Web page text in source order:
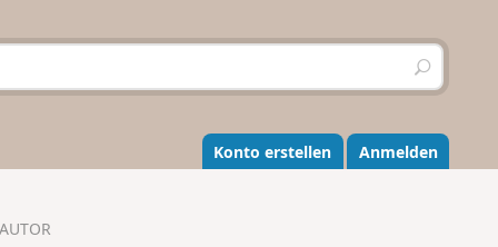
S
u
h
e
n
Konto erstellen Anmelden
AUTOR